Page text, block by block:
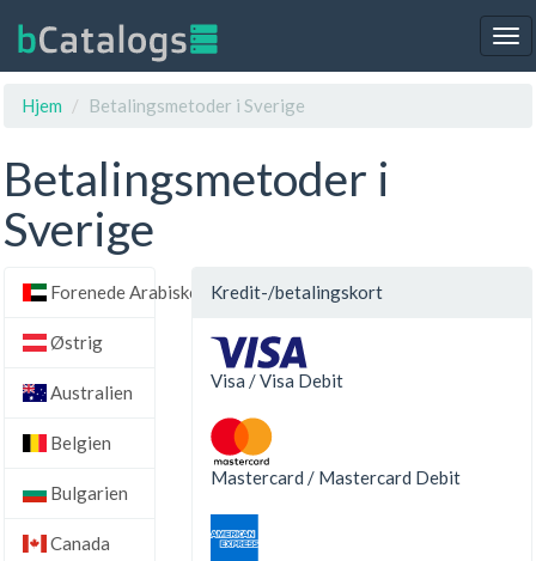
Hjem
Betalingsmetoder i Sverige
Betalingsmetoder i
Sverige
Forenede Arabiske Emirater
Østrig
Australien
Belgien
Bulgarien
Canada
Kredit-/betalingskort
Visa / Visa Debit
Mastercard / Mastercard Debit